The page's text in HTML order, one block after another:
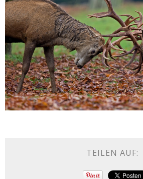
TEILEN AUF: